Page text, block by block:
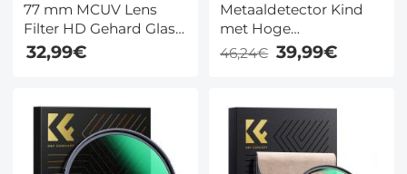
77 mm MCUV Lens
Filter HD Gehard Glas
MCUV Ultraviolet 28
32,99€
Metaaldetector Kind
met Hoge
Gevoeligheid, LCD-
46,24€ 39,99€